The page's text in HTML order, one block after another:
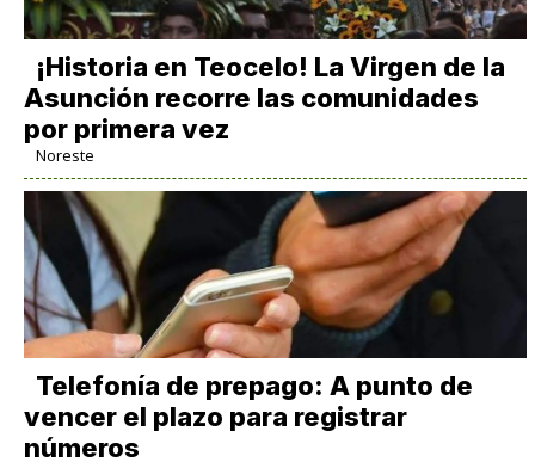
​¡Historia en Teocelo! La Virgen de la
Asunción recorre las comunidades
por primera vez
Noreste
Telefonía de prepago: A punto de
vencer el plazo para registrar
números